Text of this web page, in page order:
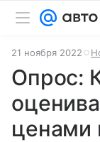
21 ноября 2022
Опрос:
ценами